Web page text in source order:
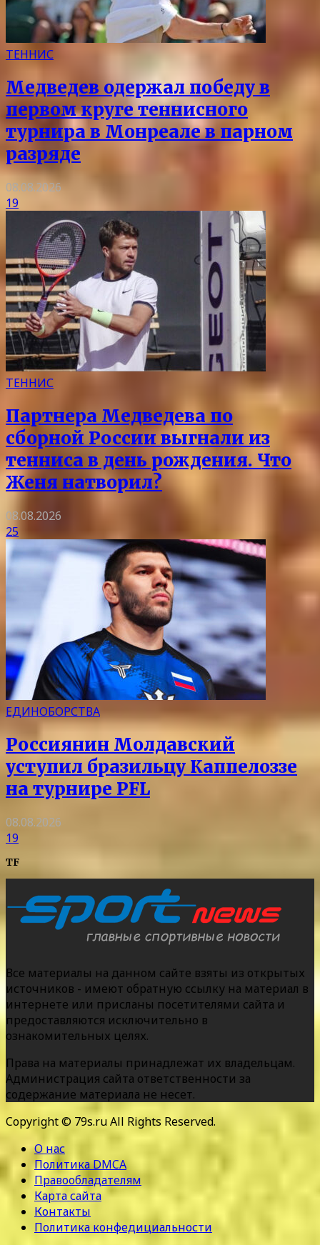
ТЕННИС
Медведев одержал победу в
первом круге теннисного
турнира в Монреале в парном
разряде
08.08.2026
19
ТЕННИС
Партнера Медведева по
сборной России выгнали из
тенниса в день рождения. Что
Женя натворил?
08.08.2026
25
ЕДИНОБОРСТВА
Россиянин Молдавский
уступил бразильцу Каппелоззе
на турнире PFL
08.08.2026
19
TF
Все материалы на данном сайте взяты из открытых
источников - имеют обратную ссылку на материал в
интернете или присланы посетителями сайта и
предоставляются исключительно в
ознакомительных целях.
Права на материалы принадлежат их владельцам.
Администрация сайта ответственности за
содержание материала не несет.
Copyright © 79s.ru All Rights Reserved.
О нас
Политика DMCA
Правообладателям
Карта сайта
Контакты
Политика конфедициальности